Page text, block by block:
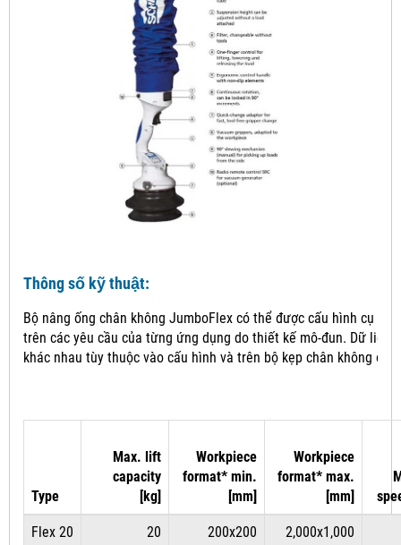
Thông số kỹ thuật:
Bộ nâng ống chân không JumboFlex có thể được cấu hình cụ thể
trên các yêu cầu của từng ứng dụng do thiết kế mô-đun. Dữ liệu
khác nhau tùy thuộc vào cấu hình và trên bộ kẹp chân không
Type
Max. lift
capacity
[kg]
Workpiece
format* min.
[mm]
Workpiece
format* max.
[mm]
Flex 20 20 200x200 2,000x1,000